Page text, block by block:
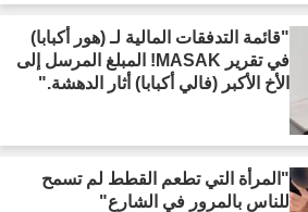
"قائمة التدفقات المالية لـ (هور أكبابا)
في تقرير MASAK! المبلغ المرسل إلى
الأخ الأكبر (فالي أكبابا) أثار الدهشة."
"المرأة التي تطعم القطط لم تسمح
للناس بالمرور في الشارع"